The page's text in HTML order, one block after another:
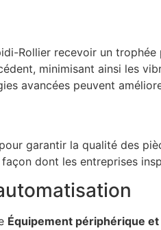
Rollier recevoir un
minimisant ainsi les
avancées peuvent
garantir la qualité des
dont les entreprises
Équipement périphérique